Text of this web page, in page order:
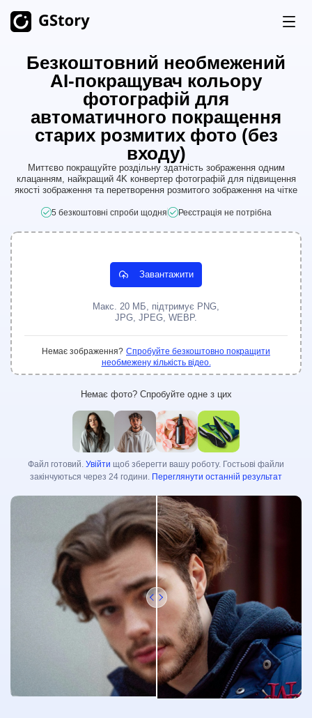
Продукт
Генератор Зображень ШІ Необмежено
AI Image to Video Необмежено
AI Video Generator Необмежено
Набори Інструментів для Відео
Створювач Кліпів ШІ
Видалення Фонового Відео
Видалення Водяного Знаку з Відео Необмежено
Покращувач Відео Необмежено
Набори Інструментів для Фото
Видалення Водяного Знаку з Фото Необмежено
Покращувач Фото Необмежено
Субтитри та Транскрипція
Ціни
Безкоштовний необмежений
AI-покращувач кольору
фотографій для
автоматичного покращення
старих розмитих фото (без
входу)
Миттєво покращуйте роздільну здатність зображення одним
клацанням, найкращий 4K конвертер фотографій для підвищення
якості зображення та перетворення розмитого зображення на чітке
5 безкоштовні спроби щодня Реєстрація не потрібна
Завантажити
Макс. 20 МБ, підтримує PNG,
JPG, JPEG, WEBP.
Немає зображення? Спробуйте безкоштовно покращити
необмежену кількість відео.
Немає фото? Спробуйте одне з цих
Файл готовий. Увійти щоб зберегти вашу роботу. Гостьові файли
закінчуються через 24 години. Переглянути останній результат